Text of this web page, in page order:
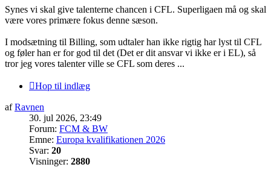
Synes vi skal give talenterne chancen i CFL. Superligaen må og skal
være vores primære fokus denne sæson.
I modsætning til Billing, som udtaler han ikke rigtig har lyst til CFL
og føler han er for god til det (Det er dit ansvar vi ikke er i EL), så
tror jeg vores talenter ville se CFL som deres ...
Hop til indlæg
afRavnen
30. jul 2026, 23:49
Forum: FCM & BW
Emne: Europa kvalifikationen 2026
Svar: 20
Visninger: 2880